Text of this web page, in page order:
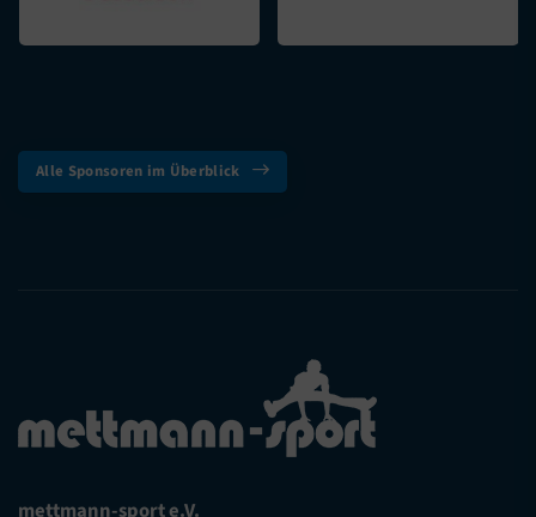
Alle Sponsoren im Überblick
mettmann-sport e.V.